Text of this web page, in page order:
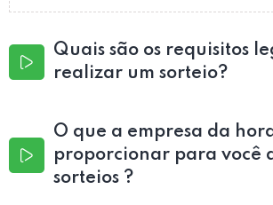
Quais são os requisitos
realizar um sorteio?
O que a empresa da
proporcionar para você
sorteios ?